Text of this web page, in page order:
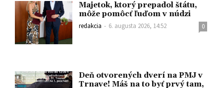
Majetok, ktorý prepadol štátu,
môže pomôcť ľuďom v núdzi
redakcia - 6. augusta 2026, 14:52 0
Deň otvorených dverí na PMJ v
Trnave! Máš na to byť prvý tam,